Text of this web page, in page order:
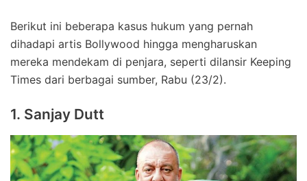
Berikut ini beberapa kasus hukum yang pernah
dihadapi artis Bollywood hingga mengharuskan
mereka mendekam di penjara, seperti dilansir Keeping
Times dari berbagai sumber, Rabu (23/2).
1. Sanjay Dutt